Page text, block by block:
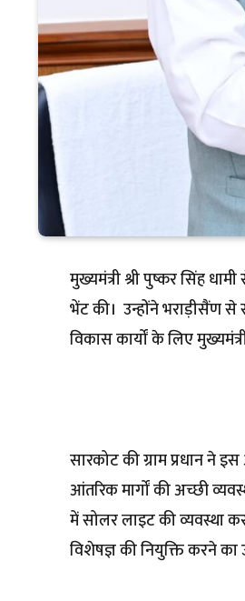
मुख्यमंत्री श्री पुष्कर सिंह
भेंट की। उन्होंने भराड़ीसैंण
विकास कार्यों के लिए
सारकोट की ग्राम प्रधान ने
आंतरिक मार्गों की अच्छी
में सोलर लाइट की व्यवस्था
विशेषज्ञ की नियुक्ति करने का